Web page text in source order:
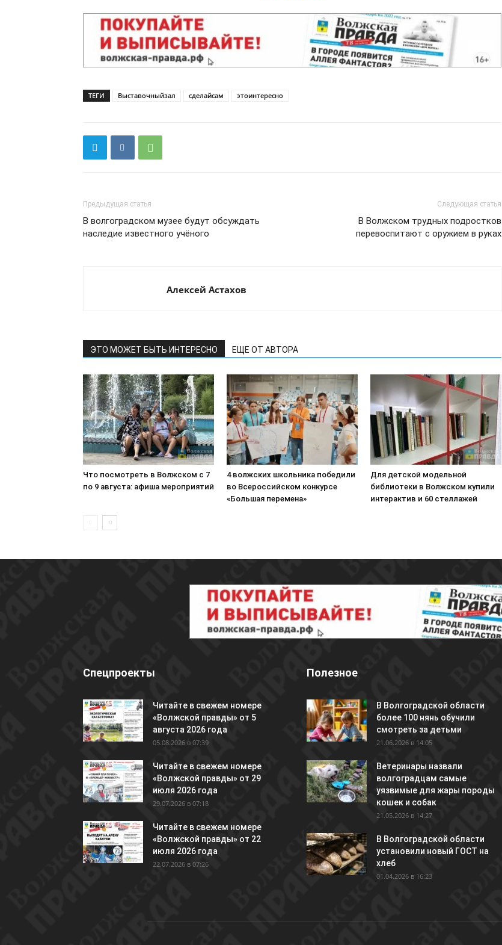
ТЕГИ Выставочныйзал сделайсам этоинтересно
Предыдущая статья
В волгоградском музее будут обсуждать
наследие известного учёного
Следующая статья
В Волжском трудных подростков
перевоспитают с оружием в руках
Алексей Астахов
ЭТО МОЖЕТ БЫТЬ ИНТЕРЕСНО ЕЩЕ ОТ АВТОРА
Что посмотреть в Волжском с 7
по 9 августа: афиша мероприятий
4 волжских школьника победили
во Всероссийском конкурсе
«Большая перемена»
Для детской модельной
библиотеки в Волжском купили
интерактив и 60 стеллажей
Спецпроекты
Читайте в свежем номере
«Волжской правды» от 5
августа 2026 года
05.08.2026 в 07:39
Читайте в свежем номере
«Волжской правды» от 29
июля 2026 года
29.07.2026 в 07:18
Читайте в свежем номере
«Волжской правды» от 22
июля 2026 года
22.07.2026 в 07:26
Полезное
В Волгоградской области
более 100 нянь обучили
смотреть за детьми
21.06.2026 в 14:05
Ветеринары назвали
волгоградцам самые
уязвимые для жары породы
кошек и собак
21.05.2026 в 14:27
В Волгоградской области
установили новый ГОСТ на
хлеб
01.04.2026 в 16:23